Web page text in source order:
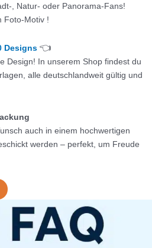
, Natur- oder Panorama-Fans!
Foto-Motiv !
Designs 👈
Design! In unserem Shop findest du
alle deutschlandweit gültig und
auch in einem hochwertigen
werden – perfekt, um Freude